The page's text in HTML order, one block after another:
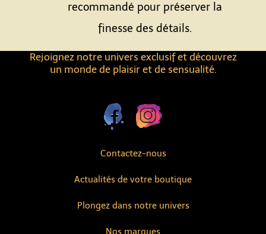
Contactez-nous
Actualités de votre boutique
Nos marques
Rejoignez notre univers exclusif et découvrez
un monde de plaisir et de sensualité.
Plongez dans notre univers
recommandé pour préserver la
finesse des détails.